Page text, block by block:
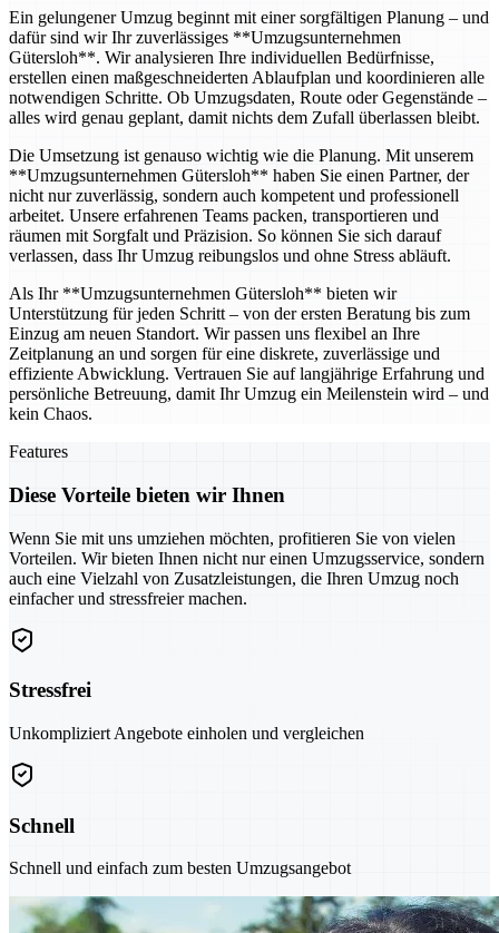
Ein gelungener Umzug beginnt mit einer sorgfältigen Planung – und
dafür sind wir Ihr zuverlässiges **Umzugsunternehmen
Gütersloh**. Wir analysieren Ihre individuellen Bedürfnisse,
erstellen einen maßgeschneiderten Ablaufplan und koordinieren alle
notwendigen Schritte. Ob Umzugsdaten, Route oder Gegenstände –
alles wird genau geplant, damit nichts dem Zufall überlassen bleibt.
Die Umsetzung ist genauso wichtig wie die Planung. Mit unserem
**Umzugsunternehmen Gütersloh** haben Sie einen Partner, der
nicht nur zuverlässig, sondern auch kompetent und professionell
arbeitet. Unsere erfahrenen Teams packen, transportieren und
räumen mit Sorgfalt und Präzision. So können Sie sich darauf
verlassen, dass Ihr Umzug reibungslos und ohne Stress abläuft.
Als Ihr **Umzugsunternehmen Gütersloh** bieten wir
Unterstützung für jeden Schritt – von der ersten Beratung bis zum
Einzug am neuen Standort. Wir passen uns flexibel an Ihre
Zeitplanung an und sorgen für eine diskrete, zuverlässige und
effiziente Abwicklung. Vertrauen Sie auf langjährige Erfahrung und
persönliche Betreuung, damit Ihr Umzug ein Meilenstein wird – und
kein Chaos.
Features
Diese Vorteile bieten wir Ihnen
Wenn Sie mit uns umziehen möchten, profitieren Sie von vielen
Vorteilen. Wir bieten Ihnen nicht nur einen Umzugsservice, sondern
auch eine Vielzahl von Zusatzleistungen, die Ihren Umzug noch
einfacher und stressfreier machen.
Stressfrei
Unkompliziert Angebote einholen und vergleichen
Schnell
Schnell und einfach zum besten Umzugsangebot